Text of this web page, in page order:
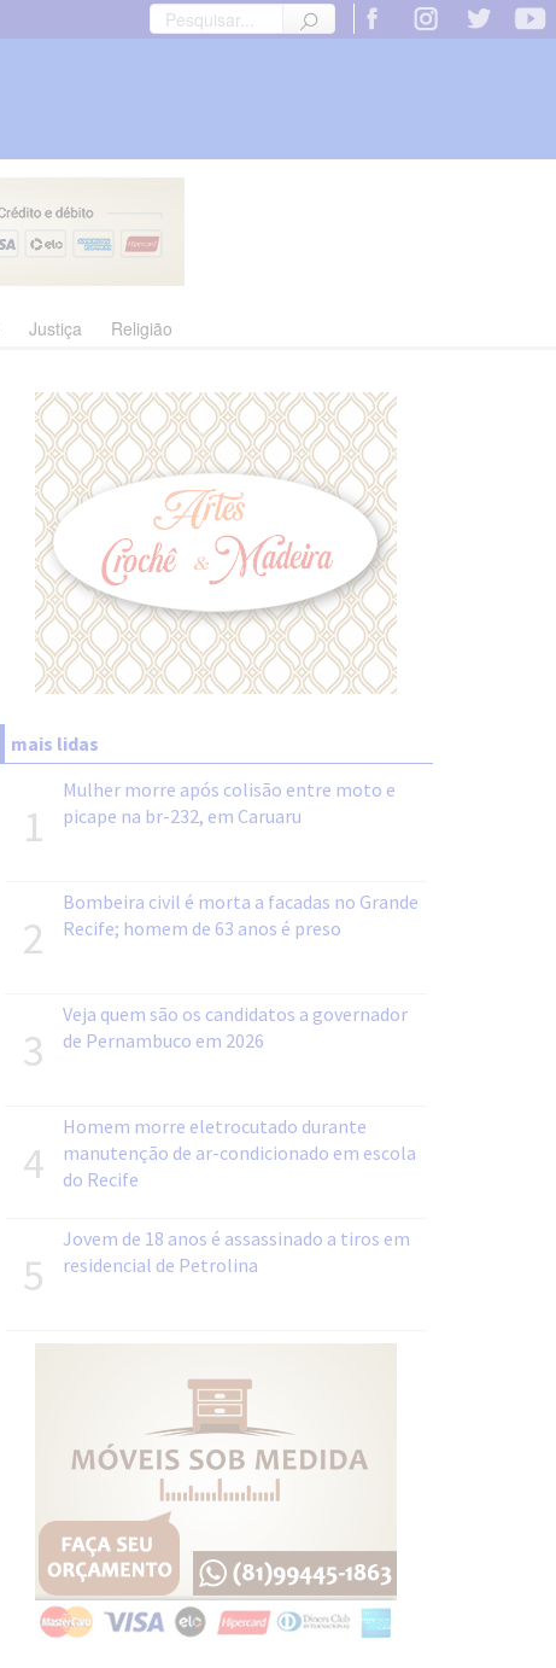
Justiça Religião
mais lidas
1
Mulher morre após colisão entre moto e
picape na br-232, em Caruaru
2
Bombeira civil é morta a facadas no Grande
Recife; homem de 63 anos é preso
3
Veja quem são os candidatos a governador
de Pernambuco em 2026
4
Homem morre eletrocutado durante
manutenção de ar-condicionado em escola
do Recife
5
Jovem de 18 anos é assassinado a tiros em
residencial de Petrolina